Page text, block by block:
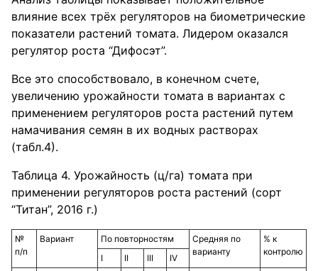
влияние всех трёх регуляторов на биометрические
показатели растений томата. Лидером оказался
регулятор роста “Дифосэт”.
Все это способствовало, в конечном счете,
увеличению урожайности томата в вариантах с
применением регуляторов роста растений путем
намачивания семян в их водных растворах
(табл.4).
Таблица 4. Урожайность (ц/га) томата при
применении регуляторов роста растений (сорт
“Титан”, 2016 г.)
№
п/п
Вариант По повторностям
Средняя по
варианту
% к
контролю
I II III IV